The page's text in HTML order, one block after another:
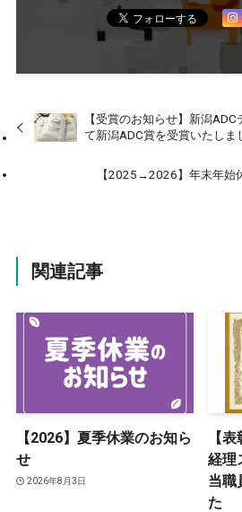
【受賞のお知らせ】新潟
て新潟ADC賞を受賞いたしま
【2025→2026】年末年始
関連記事
【2026】夏季休業のお知ら
せ
2026年8月3日
【
経理
当職
た